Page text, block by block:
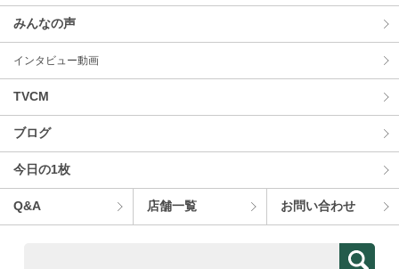
みんなの声
インタビュー動画
TVCM
ブログ
今⽇の1枚
Q&A 店舗⼀覧 お問い合わせ